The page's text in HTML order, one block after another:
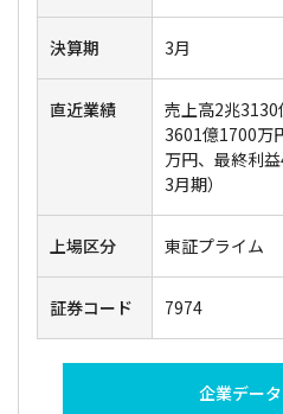
決算期 3月
直近業績
売上高2兆
3601億1700万
万円、最終利
3月期）
上場区分 東証プライム
証券コード 7974
企業デー